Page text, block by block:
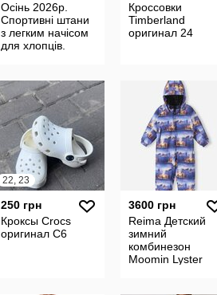
Осінь 2026р.
Спортивні штани
з легким начісом
для хлопців.
Кроссовки
Timberland
оригинал 24
22, 23
250 грн
Кроксы Crocs
оригинал С6
3600 грн
Reima Детский
зимний
комбинезон
Moomin Lyster